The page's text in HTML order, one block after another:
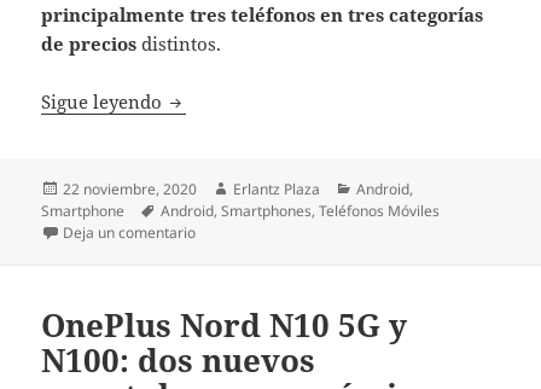
principalmente tres teléfonos en tres categorías
de precios distintos.
Sigue leyendo ¿Qué smartphone comprar a finales de
Publicado
el
22 noviembre, 2020 Autor
Erlantz Plaza Categorías
Android,
Smartphone
Etiquetas
Android,Smartphones,Teléfonos Móviles
Deja un comentarioen ¿Qué smartphone comprar a finales de 2020?
OnePlus Nord N10 5G y
N100: dos nuevos